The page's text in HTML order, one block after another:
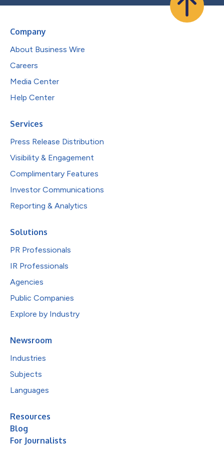
Company
About Business Wire
Careers
Media Center
Help Center
Services
Press Release Distribution
Visibility & Engagement
Complimentary Features
Investor Communications
Reporting & Analytics
Solutions
PR Professionals
IR Professionals
Agencies
Public Companies
Explore by Industry
Newsroom
Industries
Subjects
Languages
Resources
Blog
For Journalists